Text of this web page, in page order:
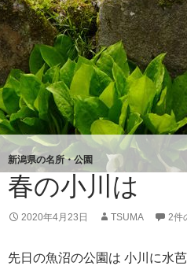
新潟県の名所・公園
春の小川は
2020年4月23日 TSUMA 2件
先日の魚沼の公園は 小川に水